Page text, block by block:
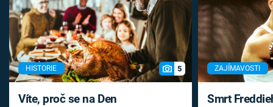
HISTORIE 5
Víte, proč se na Den
ZAJÍMAVOSTI
Smrt